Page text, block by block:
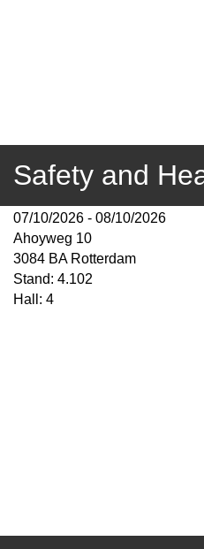
Safety and
07/10/2026 - 08/10/2026
Ahoyweg 10
3084 BA Rotterdam
Stand: 4.102
Hall: 4